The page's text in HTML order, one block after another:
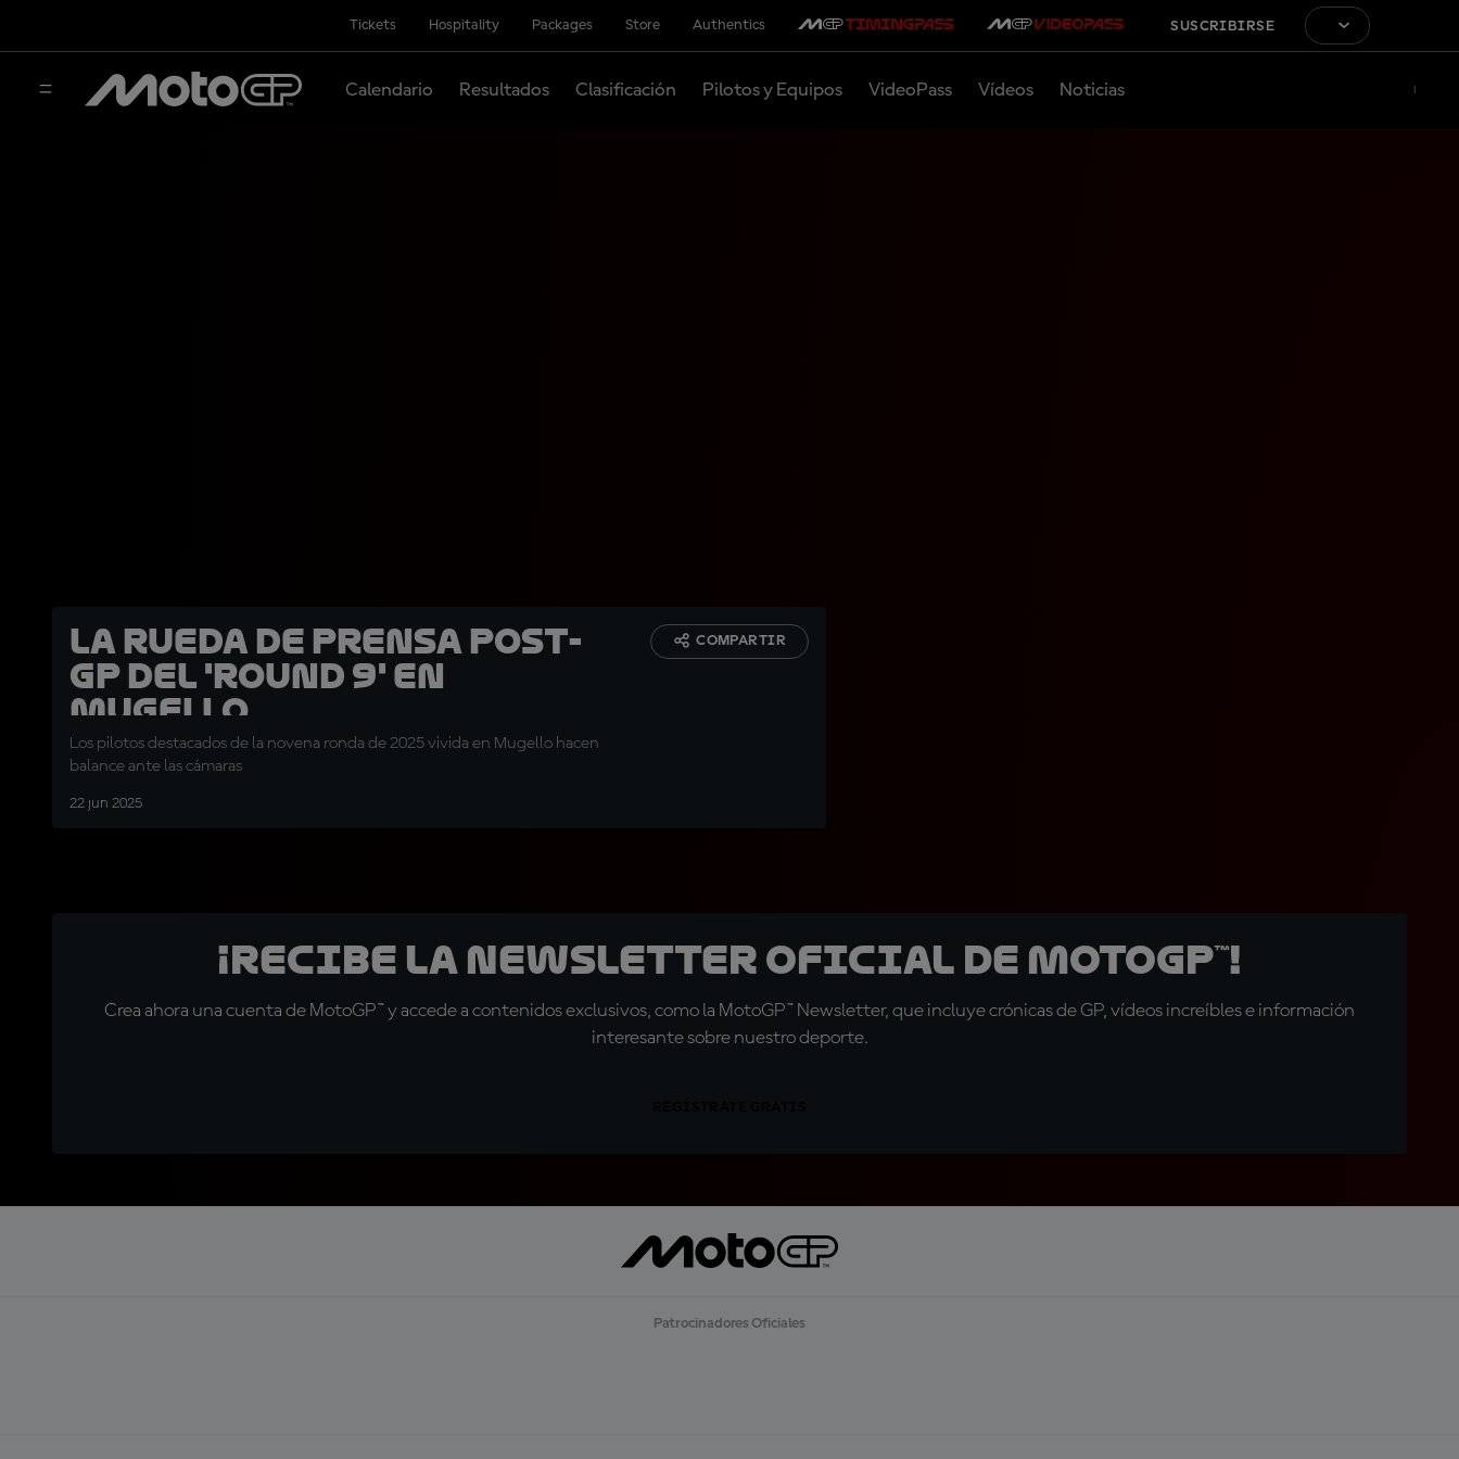
Tickets Hospitality Packages Store Authentics SUSCRIBIRSE
Calendario Resultados Clasificación Pilotos y Equipos VideoPass Vídeos Noticias
La rueda de prensa post-
GP del 'Round 9' en
Mugello
Los pilotos destacados de la novena ronda de 2025 vivida en Mugello hacen
balance ante las cámaras
22 jun 2025
COMPARTIR
¡Recibe la Newsletter oficial de MotoGP™!
Crea ahora una cuenta de MotoGP™ y accede a contenidos exclusivos, como la MotoGP™ Newsletter, que incluye crónicas de GP, vídeos increíbles e información
interesante sobre nuestro deporte.
Patrocinadores Oficiales